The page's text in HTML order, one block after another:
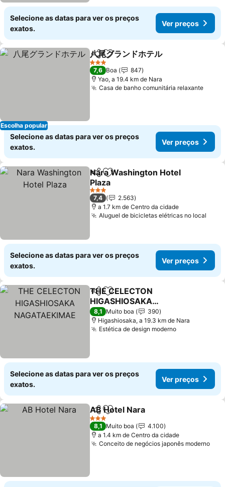
Selecione as datas para ver os preços
exatos.
Ver preços
Escolha popular
PartilharAdicionar aos favoritos
八尾グランドホテル
3 Estrelas
7,6 Boa
847
Yao, a 19.4 km de Nara
Casa de banho comunitária relaxanteVer
Selecione as datas para ver os preços
exatos.
Ver preços
PartilharAdicionar aos favoritos
Nara Washington Hotel
Plaza
Ver preços
3 Estrelas
7,4
2.563
a 1.7 km de Centro da cidade
Aluguel de bicicletas elétricas no local
Selecione as datas para ver os preços
exatos.
Ver preços
PartilharAdicionar aos favoritos
THE CELECTON
HIGASHIOSAKA
NAGATAEKIMAE
Ver preços
8,1 Muito boa
390
Higashiosaka, a 19.3 km de Nara
Estética de design modernoVer preços
Selecione as datas para ver os preços
exatos.
Ver preços
PartilharAdicionar aos favoritos
AB Hotel Nara
3 Estrelas
8,1 Muito boa
4.100
a 1.4 km de Centro da cidade
Conceito de negócios japonês modernoVer